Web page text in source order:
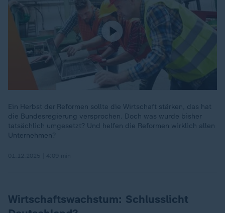
Ein Herbst der Reformen sollte die Wirtschaft stärken, das hat
die Bundesregierung versprochen. Doch was wurde bisher
tatsächlich umgesetzt? Und helfen die Reformen wirklich allen
Unternehmen?
Wirtschaftswachstum: Schlusslicht